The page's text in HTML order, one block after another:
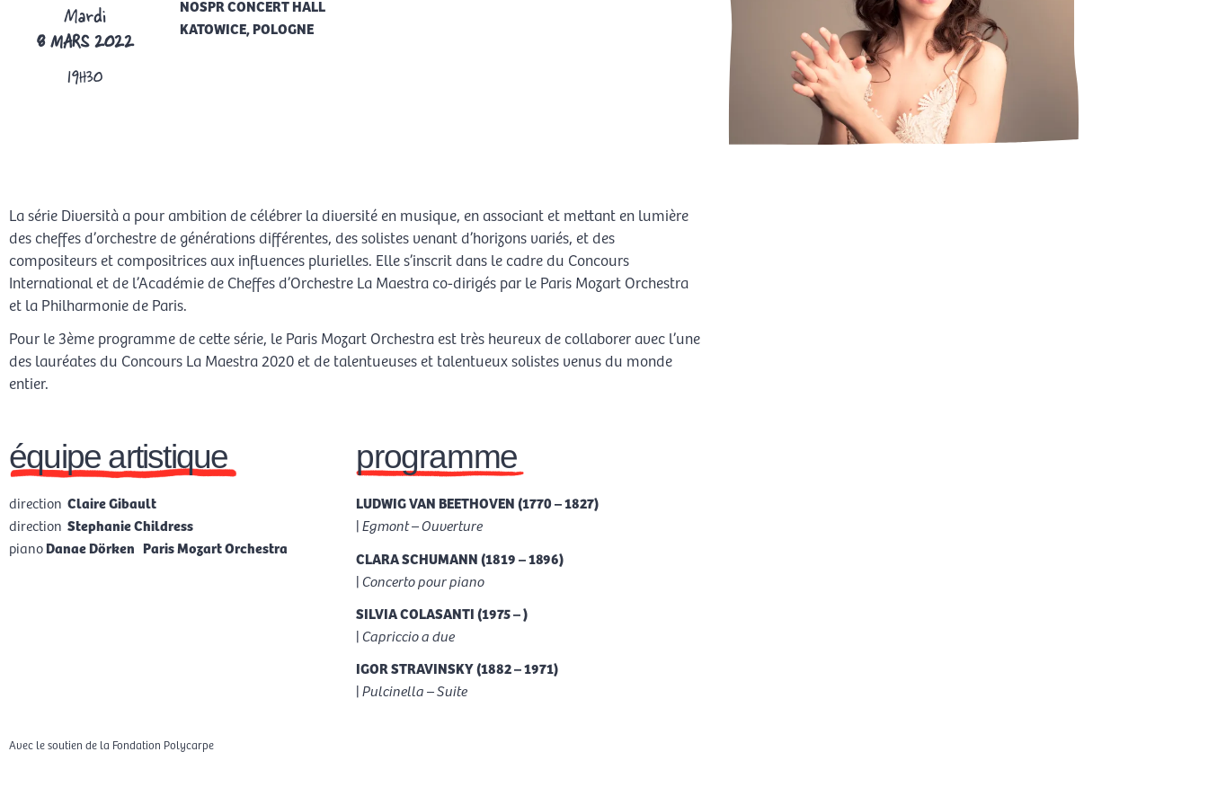
Mardi
8 MARS 2022
19H30
NOSPR CONCERT HALL
KATOWICE, POLOGNE
La série Diversità a pour ambition de célébrer la diversité en musique, en associant et mettant en lumière
des cheffes d’orchestre de générations différentes, des solistes venant d’horizons variés, et des
compositeurs et compositrices aux influences plurielles. Elle s’inscrit dans le cadre du Concours
International et de l’Académie de Cheffes d’Orchestre La Maestra co-dirigés par le Paris Mozart Orchestra
et la Philharmonie de Paris.
Pour le 3ème programme de cette série, le Paris Mozart Orchestra est très heureux de collaborer avec l’une
des lauréates du Concours La Maestra 2020 et de talentueuses et talentueux solistes venus du monde
entier.
équipe artistique
direction Claire Gibault
direction Stephanie Childress
pianoDanae Dörken Paris Mozart Orchestra
programme
LUDWIG VAN BEETHOVEN (1770 – 1827)
|Egmont – Ouverture
CLARA SCHUMANN (1819 – 1896)
|Concerto pour piano
SILVIA COLASANTI (1975 – )
|Capriccio a due
IGOR STRAVINSKY (1882 – 1971)
|Pulcinella – Suite
Avec le soutien de la Fondation Polycarpe